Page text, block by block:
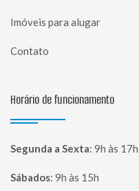
Imóveis para alugar
Contato
Horário de funcionamento
Segunda a Sexta: 9h às
Sábados: 9h às 15h